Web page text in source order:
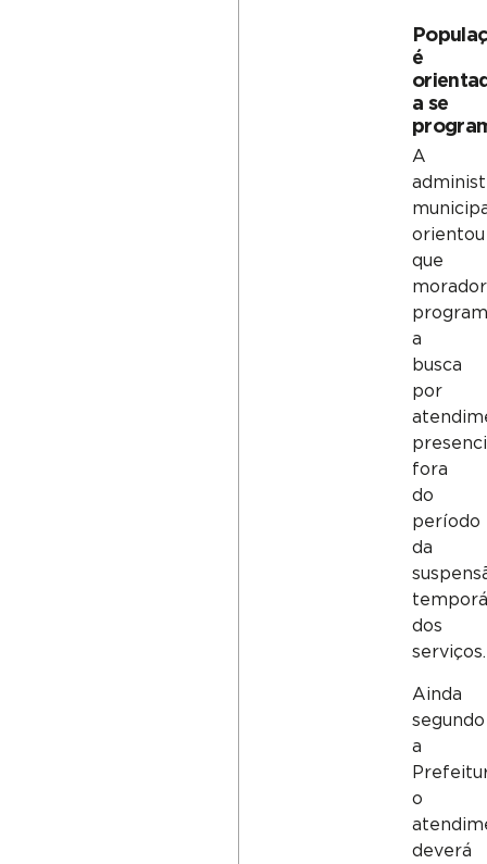
é
a se
A
orientou
que
a
busca
por
fora
do
período
da
dos
serviços.
Ainda
segundo
a
o
deverá